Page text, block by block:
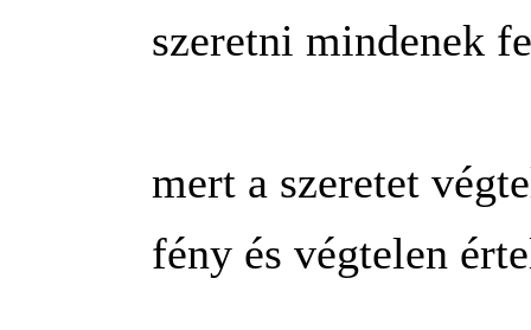
szeretni mindenek
mert a szeretet
fény és végtelen